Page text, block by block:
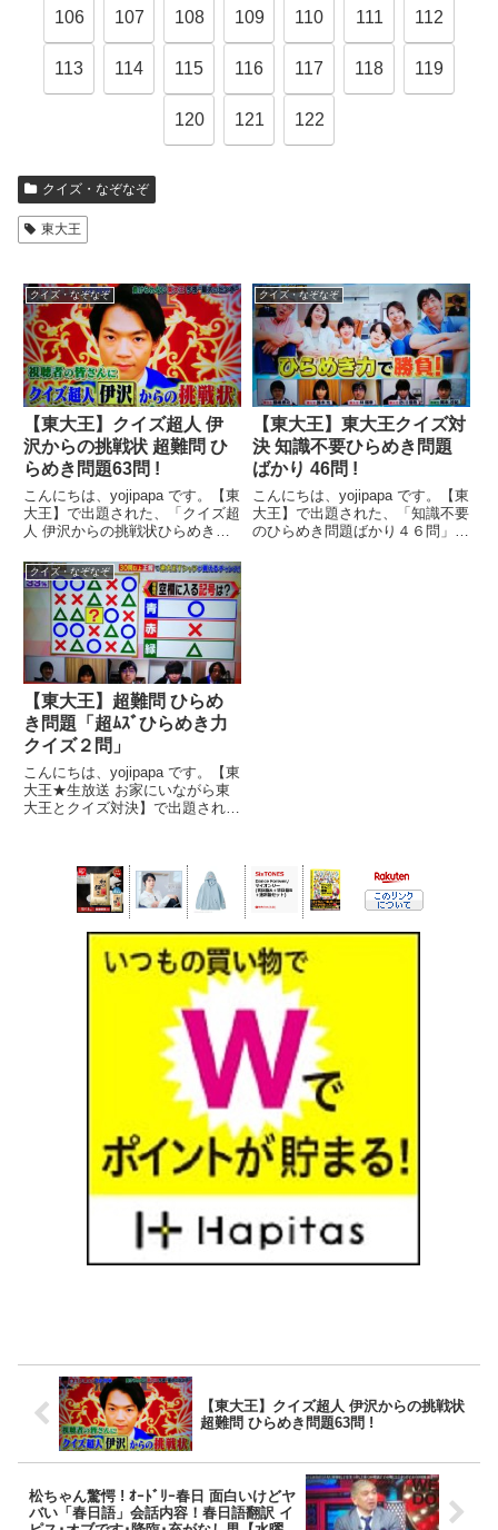
106 107 108 109 110 111 112
113 114 115 116 117 118 119
120 121 122
クイズ・なぞなぞ
東大王
クイズ・なぞなぞ
【東大王】クイズ超人 伊
沢からの挑戦状 超難問 ひ
らめき問題63問 !
こんにちは、yojipapa です。【東
大王】で出題された、「クイズ超
人 伊沢からの挑戦状ひらめき問
ジ目から順にお楽しみください。
(^ - ^出演者【司会】ヒロミ、山
里亮太(南海キャンディーズ)【解
説】伊沢拓司...
クイズ・なぞなぞ
【東大王】東大王クイズ対
決 知識不要ひらめき問題
ばかり 46問 !
こんにちは、yojipapa です。【東
大王】で出題された、「知識不要
のひらめき問題ばかり４６問」を
クイズ・なぞなぞ
【東大王】超難問 ひらめ
き問題「超ﾑｽﾞひらめき力
クイズ２問」
こんにちは、yojipapa です。【東
大王★生放送 お家にいながら東
大王とクイズ対決】で出題され
王も４０秒の回答時間では大苦戦
の超難問です。番組名東大王★生
放送2時間!あなたは東...
【東大王】クイズ超人 伊沢からの挑戦状
超難問 ひらめき問題63問 !
松ちゃん驚愕 ! ｵｰﾄﾞﾘｰ春日 面白いけどヤ
バい「春日語」会話内容！春日語翻訳 イ